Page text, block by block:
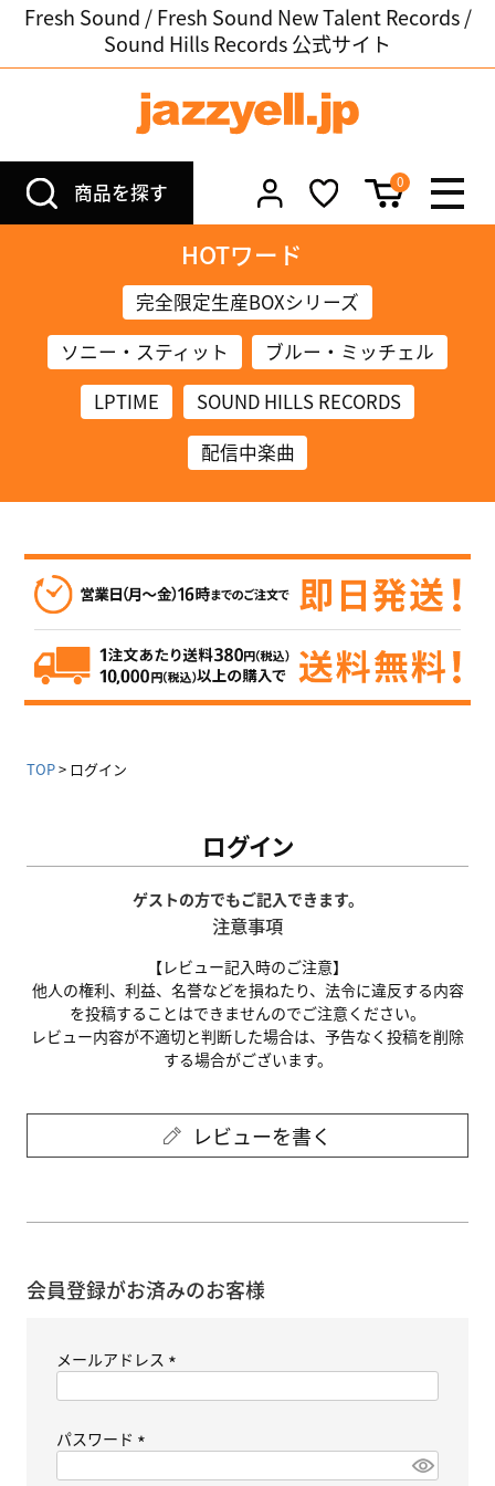
Fresh Sound / Fresh Sound New Talent Records /
Sound Hills Records 公式サイト
商品を探す 0
HOTワード
完全限定生産BOXシリーズ
ソニー・スティット
ブルー・ミッチェル
LPTIME
SOUND HILLS RECORDS
配信中楽曲
TOP ログイン
ログイン
ゲストの方でもご記入できます。
注意事項
【レビュー記入時のご注意】
他人の権利、利益、名誉などを損ねたり、法令に違反する内容
を投稿することはできませんのでご注意ください。
レビュー内容が不適切と判断した場合は、予告なく投稿を削除
する場合がございます。
レビューを書く
会員登録がお済みのお客様
メールアドレス
)
パスワード